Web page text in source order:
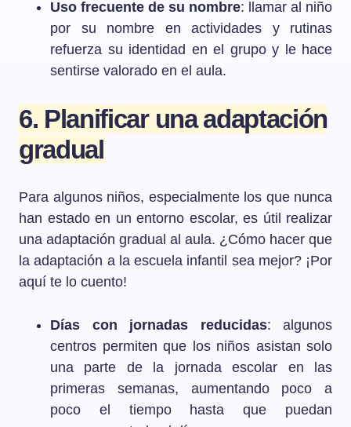
Uso frecuente de su nombre: llamar al niño
por su nombre en actividades y rutinas
refuerza su identidad en el grupo y le hace
sentirse valorado en el aula.
6. Planificar una adaptación
gradual
Para algunos niños, especialmente los que nunca
han estado en un entorno escolar, es útil realizar
una adaptación gradual al aula. ¿Cómo hacer que
la adaptación a la escuela infantil sea mejor? ¡Por
aquí te lo cuento!
Días con jornadas reducidas: algunos
centros permiten que los niños asistan solo
una parte de la jornada escolar en las
primeras semanas, aumentando poco a
poco el tiempo hasta que puedan